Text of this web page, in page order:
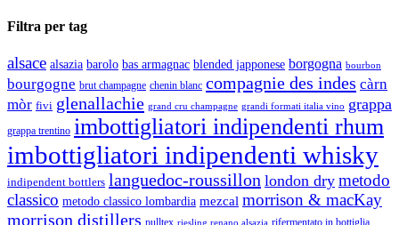
Filtra per tag
alsace alsazia barolo bas armagnac blended japponese borgogna bourbon
bourgogne brut champagne chenin blanc compagnie des indes càrn
mòr fivi glenallachie grand cru champagne grandi formati italia vino grappa
grappa trentino imbottigliatori indipendenti rhum
imbottigliatori indipendenti whisky
indipendent bottlers languedoc-roussillon london dry metodo
classico metodo classico lombardia mezcal morrison & macKay
morrison distillers